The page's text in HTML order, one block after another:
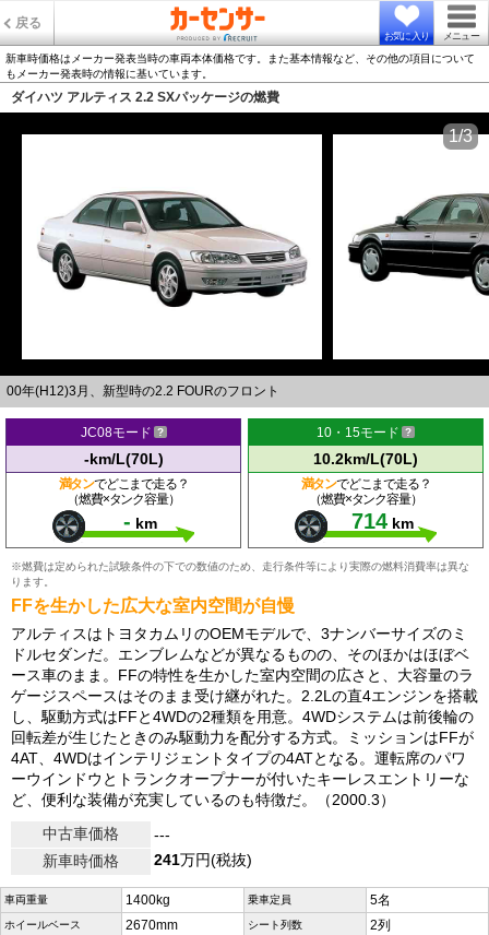
戻る
お気に入り メニュー
新車時価格はメーカー発表当時の車両本体価格です。また基本情報など、その他の項目について
もメーカー発表時の情報に基いています。
ダイハツ アルティス 2.2 SXパッケージの燃費
00年(H12)3月、新型時の2.2 FOURのフロント
1/3
JC08モード
-km/L(70L)
満タンでどこまで走る？
（燃費×タンク容量）
- km
10・15モード
10.2km/L(70L)
満タンでどこまで走る？
（燃費×タンク容量）
714 km
※燃費は定められた試験条件の下での数値のため、走行条件等により実際の燃料消費率は異な
ります。
FFを生かした広大な室内空間が自慢
アルティスはトヨタカムリのOEMモデルで、3ナンバーサイズのミ
ドルセダンだ。エンブレムなどが異なるものの、そのほかはほぼベ
ース車のまま。FFの特性を生かした室内空間の広さと、大容量のラ
ゲージスペースはそのまま受け継がれた。2.2Lの直4エンジンを搭載
し、駆動方式はFFと4WDの2種類を用意。4WDシステムは前後輪の
回転差が生じたときのみ駆動力を配分する方式。ミッションはFFが
4AT、4WDはインテリジェントタイプの4ATとなる。運転席のパワ
ーウインドウとトランクオープナーが付いたキーレスエントリーな
ど、便利な装備が充実しているのも特徴だ。（2000.3）
中古車価格
---
新車時価格
241万円(税抜)
車両重量 1400kg 乗車定員 5名
ホイールベース 2670mm シート列数 2列